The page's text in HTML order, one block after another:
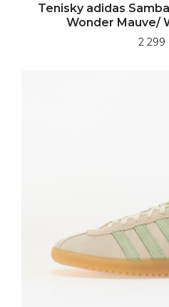
Tenisky adidas
Wonder Mauve/
2 299